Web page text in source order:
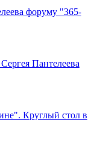
форуму "365-
Пантелеева
Круглый стол в